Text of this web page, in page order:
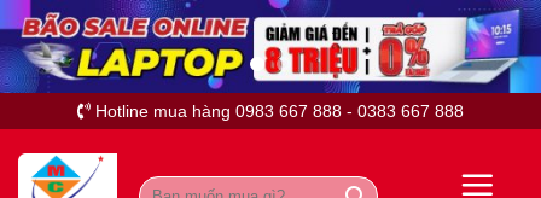
Skip
to
content
Hotline mua hàng 0983 667 888 - 0383 667 888
Tìm